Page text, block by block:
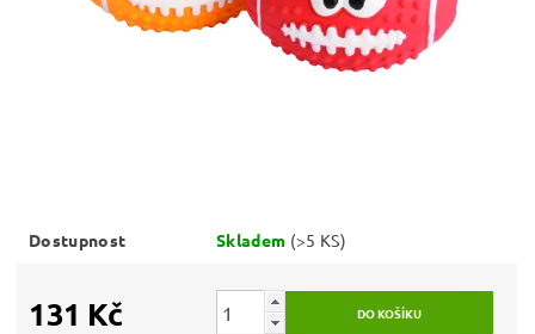
Dostupnost Skladem (>5 KS)
131 Kč